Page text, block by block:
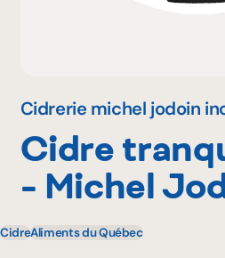
Cidrerie michel jodoin
Cidre
- Michel
CidreAliments du Québec